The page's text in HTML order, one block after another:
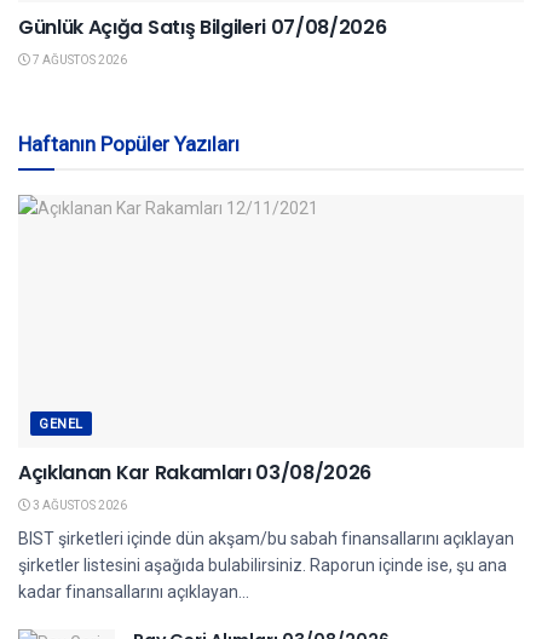
Günlük Açığa Satış Bilgileri 07/08/2026
7 AĞUSTOS 2026
Haftanın Popüler Yazıları
GENEL
Açıklanan Kar Rakamları 03/08/2026
3 AĞUSTOS 2026
BIST şirketleri içinde dün akşam/bu sabah finansallarını açıklayan
şirketler listesini aşağıda bulabilirsiniz. Raporun içinde ise, şu ana
kadar finansallarını açıklayan...